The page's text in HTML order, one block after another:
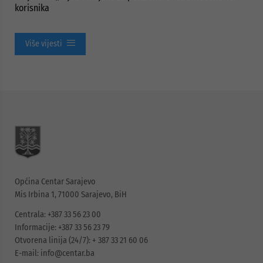
korisnika
Više vijesti
Općina Centar Sarajevo
Mis Irbina 1, 71000 Sarajevo, BiH
Centrala: +387 33 56 23 00
Informacije: +387 33 56 23 79
Otvorena linija (24/7): + 387 33 21 60 06
E-mail: info@centar.ba